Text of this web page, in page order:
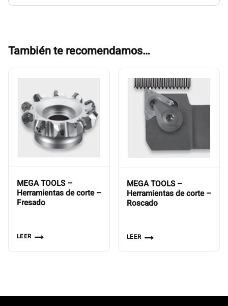
También te recomendamos…
MEGA TOOLS –
Herramientas de corte –
Fresado
LEER
MEGA TOOLS –
Herramientas de corte –
Roscado
LEER